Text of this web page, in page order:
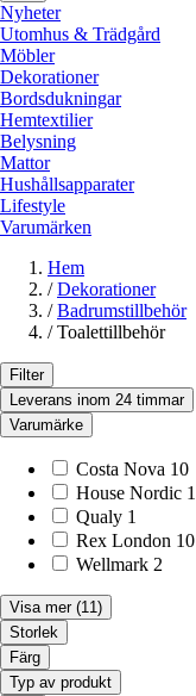
Nyheter
Utomhus & Trädgård
Möbler
Dekorationer
Bordsdukningar
Hemtextilier
Belysning
Mattor
Hushållsapparater
Lifestyle
Varumärken
Hem
/ Dekorationer
/ Badrumstillbehör
/ Toalettillbehör
Filter
Leverans inom 24 timmar
Varumärke
Costa Nova 10
House Nordic 1
Qualy 1
Rex London 10
Wellmark 2
Visa mer (11)
Storlek
Färg
Typ av produkt